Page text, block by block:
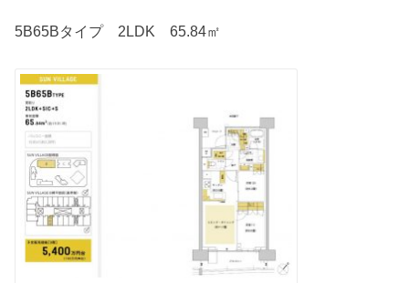
5B65Bタイプ 2LDK 65.84㎡